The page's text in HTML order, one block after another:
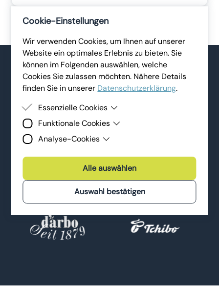
REFERENZEN
Unsere Kund:innen
Für unsere Kund:innen gehen wir oft die Extrameile.
Das spiegelt sich in der gelungenen Zusammenarbeit
Cookie-Einstellungen
Wir verwenden Cookies, um Ihnen auf unserer
Website ein optimales Erlebnis zu bieten. Sie
können im Folgenden auswählen, welche
Cookies Sie zulassen möchten. Nähere Details
finden Sie in unserer Datenschutzerklärung.
Essenzielle Cookies
Essenzielle Cookies sind Cookies, welche für die
ordnungsgemäße Funktion der Website benötigt
werden. Ohne diese Cookies kann die Website
Funktionale Cookies
Funktionale Cookies erlauben es uns, Ihnen
Webseite bereitzustellen und Ihnen einen
reibungslosen Website-Besuch zu ermöglichen.
Analyse-Cookies
Analyse-Cookies sind Cookies, die wir zur
Analyse und Verbesserung der Webseiten der
Bevorzugt verwenden wir dafür Tools, die keine
Daten außerhalb der Europäischen Union
senden.
Alle auswählen
Auswahl bestätigen